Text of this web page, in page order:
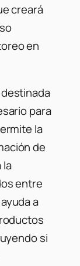
creará
en
para
la
de
la
entre
a
si